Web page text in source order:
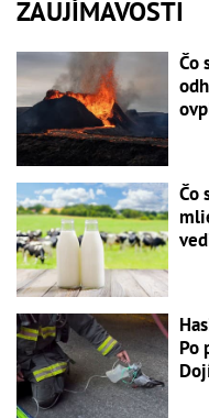
ZAUJÍMAVOSTI
Čo
Čo
Po